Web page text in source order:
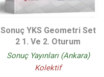
Sonuç YKS Geometri Set
2 1. Ve 2. Oturum
Sonuç Yayınları (Ankara)
Kolektif